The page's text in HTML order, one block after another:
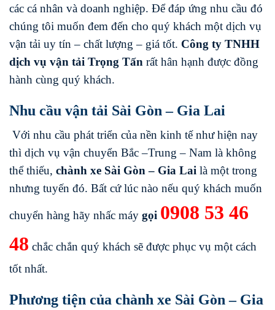
các cá nhân và doanh nghiệp. Để đáp ứng nhu cầu đó
chúng tôi muốn đem đến cho quý khách một dịch vụ
vận tải uy tín – chất lượng – giá tốt. Công ty TNHH
dịch vụ vận tải Trọng Tấn rất hân hạnh được đồng
hành cùng quý khách.
Nhu cầu vận tải Sài Gòn – Gia Lai
Với nhu cầu phát triển của nền kinh tế như hiện nay
thì dịch vụ vận chuyển Bắc –Trung – Nam là không
thể thiếu, chành xe Sài Gòn – Gia Lai là một trong
nhưng tuyến đó. Bất cứ lúc nào nếu quý khách muốn
chuyển hàng hãy nhấc máy gọi 0908 53 46
48 chắc chắn quý khách sẽ được phục vụ một cách
tốt nhất.
Phương tiện của chành xe Sài Gòn – Gia